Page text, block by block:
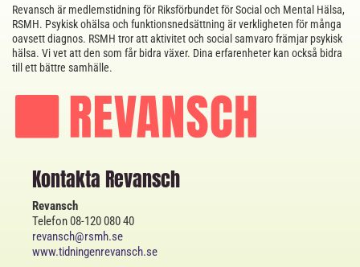
Revansch är medlemstidning för Riksförbundet för Social och Mental Hälsa,
RSMH. Psykisk ohälsa och funktionsnedsättning är verkligheten för många
oavsett diagnos. RSMH tror att aktivitet och social samvaro främjar psykisk
hälsa. Vi vet att den som får bidra växer. Dina erfarenheter kan också bidra
till ett bättre samhälle.
Kontakta Revansch
Revansch
Telefon 08-120 080 40
revansch@rsmh.se
www.tidningenrevansch.se